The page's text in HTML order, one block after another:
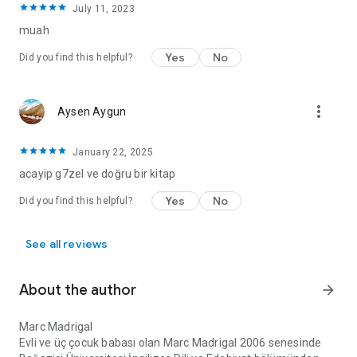
July 11, 2023
muah
Did you find this helpful? Yes No
Aysen Aygun more_vert
January 22, 2025
acayip g7zel ve doğru bir kitap
Did you find this helpful? Yes No
See all reviews
About the author arrow_forward
Marc Madrigal
Evli ve üç çocuk babası olan Marc Madrigal 2006 senesinde